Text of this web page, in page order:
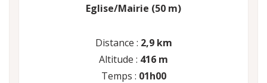
Eglise/Mairie (50 m)
Distance : 2,9 km
Altitude : 416 m
Temps : 01h00